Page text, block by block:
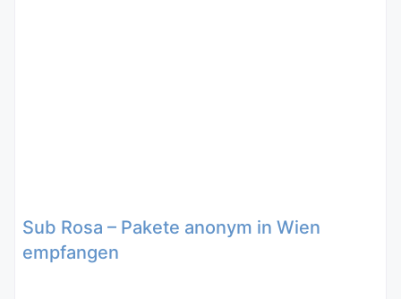
Sub Rosa – Pakete anonym in Wien
empfangen